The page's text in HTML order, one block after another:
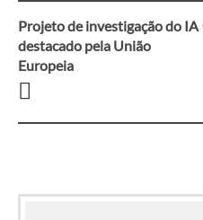
Navegação
entre
Projeto de investigação do IA
destacado pela União
Europeia